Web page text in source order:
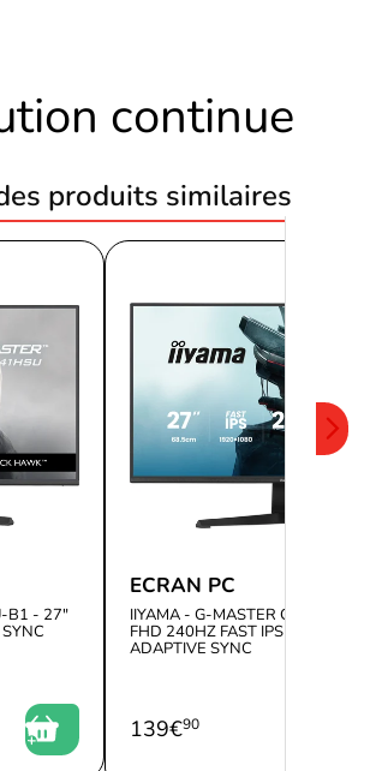
continue
produits similaires
B1 - 27"
ECRAN PC
IIYAMA - G-MASTER G2771HS-
FHD 240HZ FAST IPS 0.4MS G-
ADAPTIVE SYNC
139€90